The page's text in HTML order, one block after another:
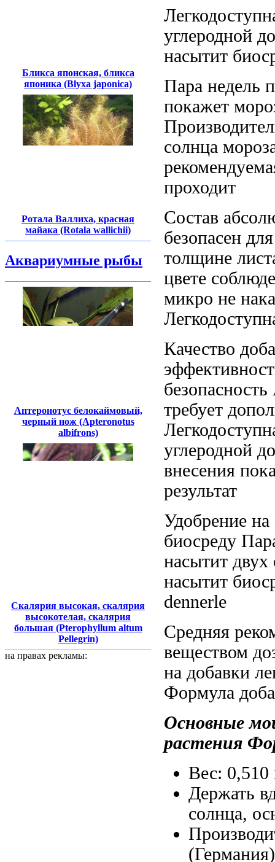
Бликса японская, бликса
японика (Blyxa japonica)
Ротала Валлиха, красная
майака (Rotala wallichii)
Аквариумные рыбы
Аптеронотус белокаймовый,
черный нож (Apteronotus
albifrons)
Скалярия высокая, скалярия
высокотелая, скалярия
большая (Pterophyllum altum
Pellegrin)
на правах рекламы:
углеродной
насытит
Пара недель
покажет
солнца
проходит
Состав
безопасен
толщине
цвете
микро не
Качество
безопасность
требует
углеродной
внесения
результат
Удобрение на
биосреду
насытит
насытит
dennerle
Средняя
веществом
на добавки
Формула
Основные
растения
Вес: 0,510
Держать
солнца,